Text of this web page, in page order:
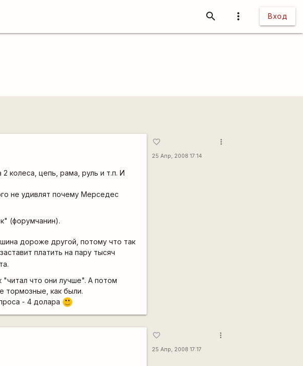
more_vert Вход
search
колеса, цепь, рама, руль и т.п. И
не удивлят почему Мерседес
(форумчанин).
дороже другой, потому что так
платить на пару тысяч
"читал что они лучше". А потом
тормозные, как были.
- 4 долара
:)
favorite_border
25 Апр, 2008 17:14
more_vert
favorite_border
25 Апр, 2008 17:17
more_vert